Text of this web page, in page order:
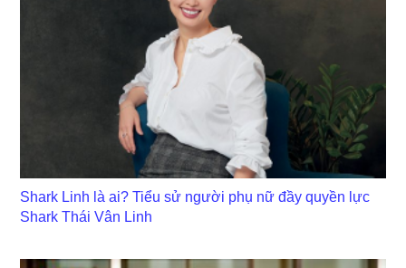
Shark Linh là ai? Tiểu sử người phụ nữ đầy quyền lực
Shark Thái Vân Linh